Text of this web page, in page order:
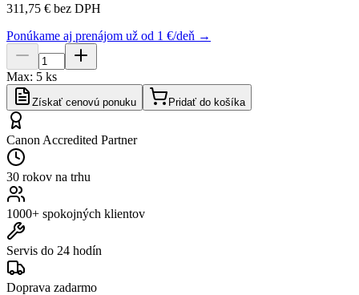
311,75 € bez DPH
Ponúkame aj prenájom už od 1 €/deň →
Max: 5 ks
Získať cenovú ponuku Pridať do košíka
Canon Accredited Partner
30 rokov na trhu
1000+ spokojných klientov
Servis do 24 hodín
Doprava zadarmo